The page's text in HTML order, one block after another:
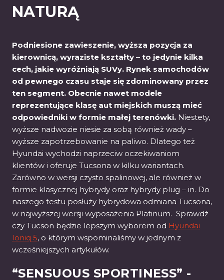
NATURĄ
Podniesione zawieszenie, wyższa pozycja za
kierownicą, wyraziste kształty – to jedynie kilka
cech, jakie wyróżniają SUVy. Rynek samochodów
od pewnego czasu staje się zdominowany przez
ten segment. Obecnie nawet modele
reprezentujące klasę aut miejskich muszą mieć
odpowiedniki w formie małej terenówki. Niestety,
wyższe nadwozie niesie za sobą również wady –
wyższe zapotrzebowanie na paliwo. Dlatego też
Hyundai wychodzi naprzeciw oczekiwaniom
klientów i oferuje Tucsona w kilku wariantach.
Zarówno w wersji czysto spalinowej, ale również w
formie klasycznej hybrydy oraz hybrydy plug – in. Do
naszego testu posłuży hybrydowa odmiana Tucsona,
w najwyższej wersji wyposażenia Platinum. Sprawdź
czy Tucson będzie lepszym wyborem od Hyundai
Ioniq 5, o którym wspominaliśmy w jednym z
wcześniejszych artykułów.
“SENSUOUS SPORTINESS” -